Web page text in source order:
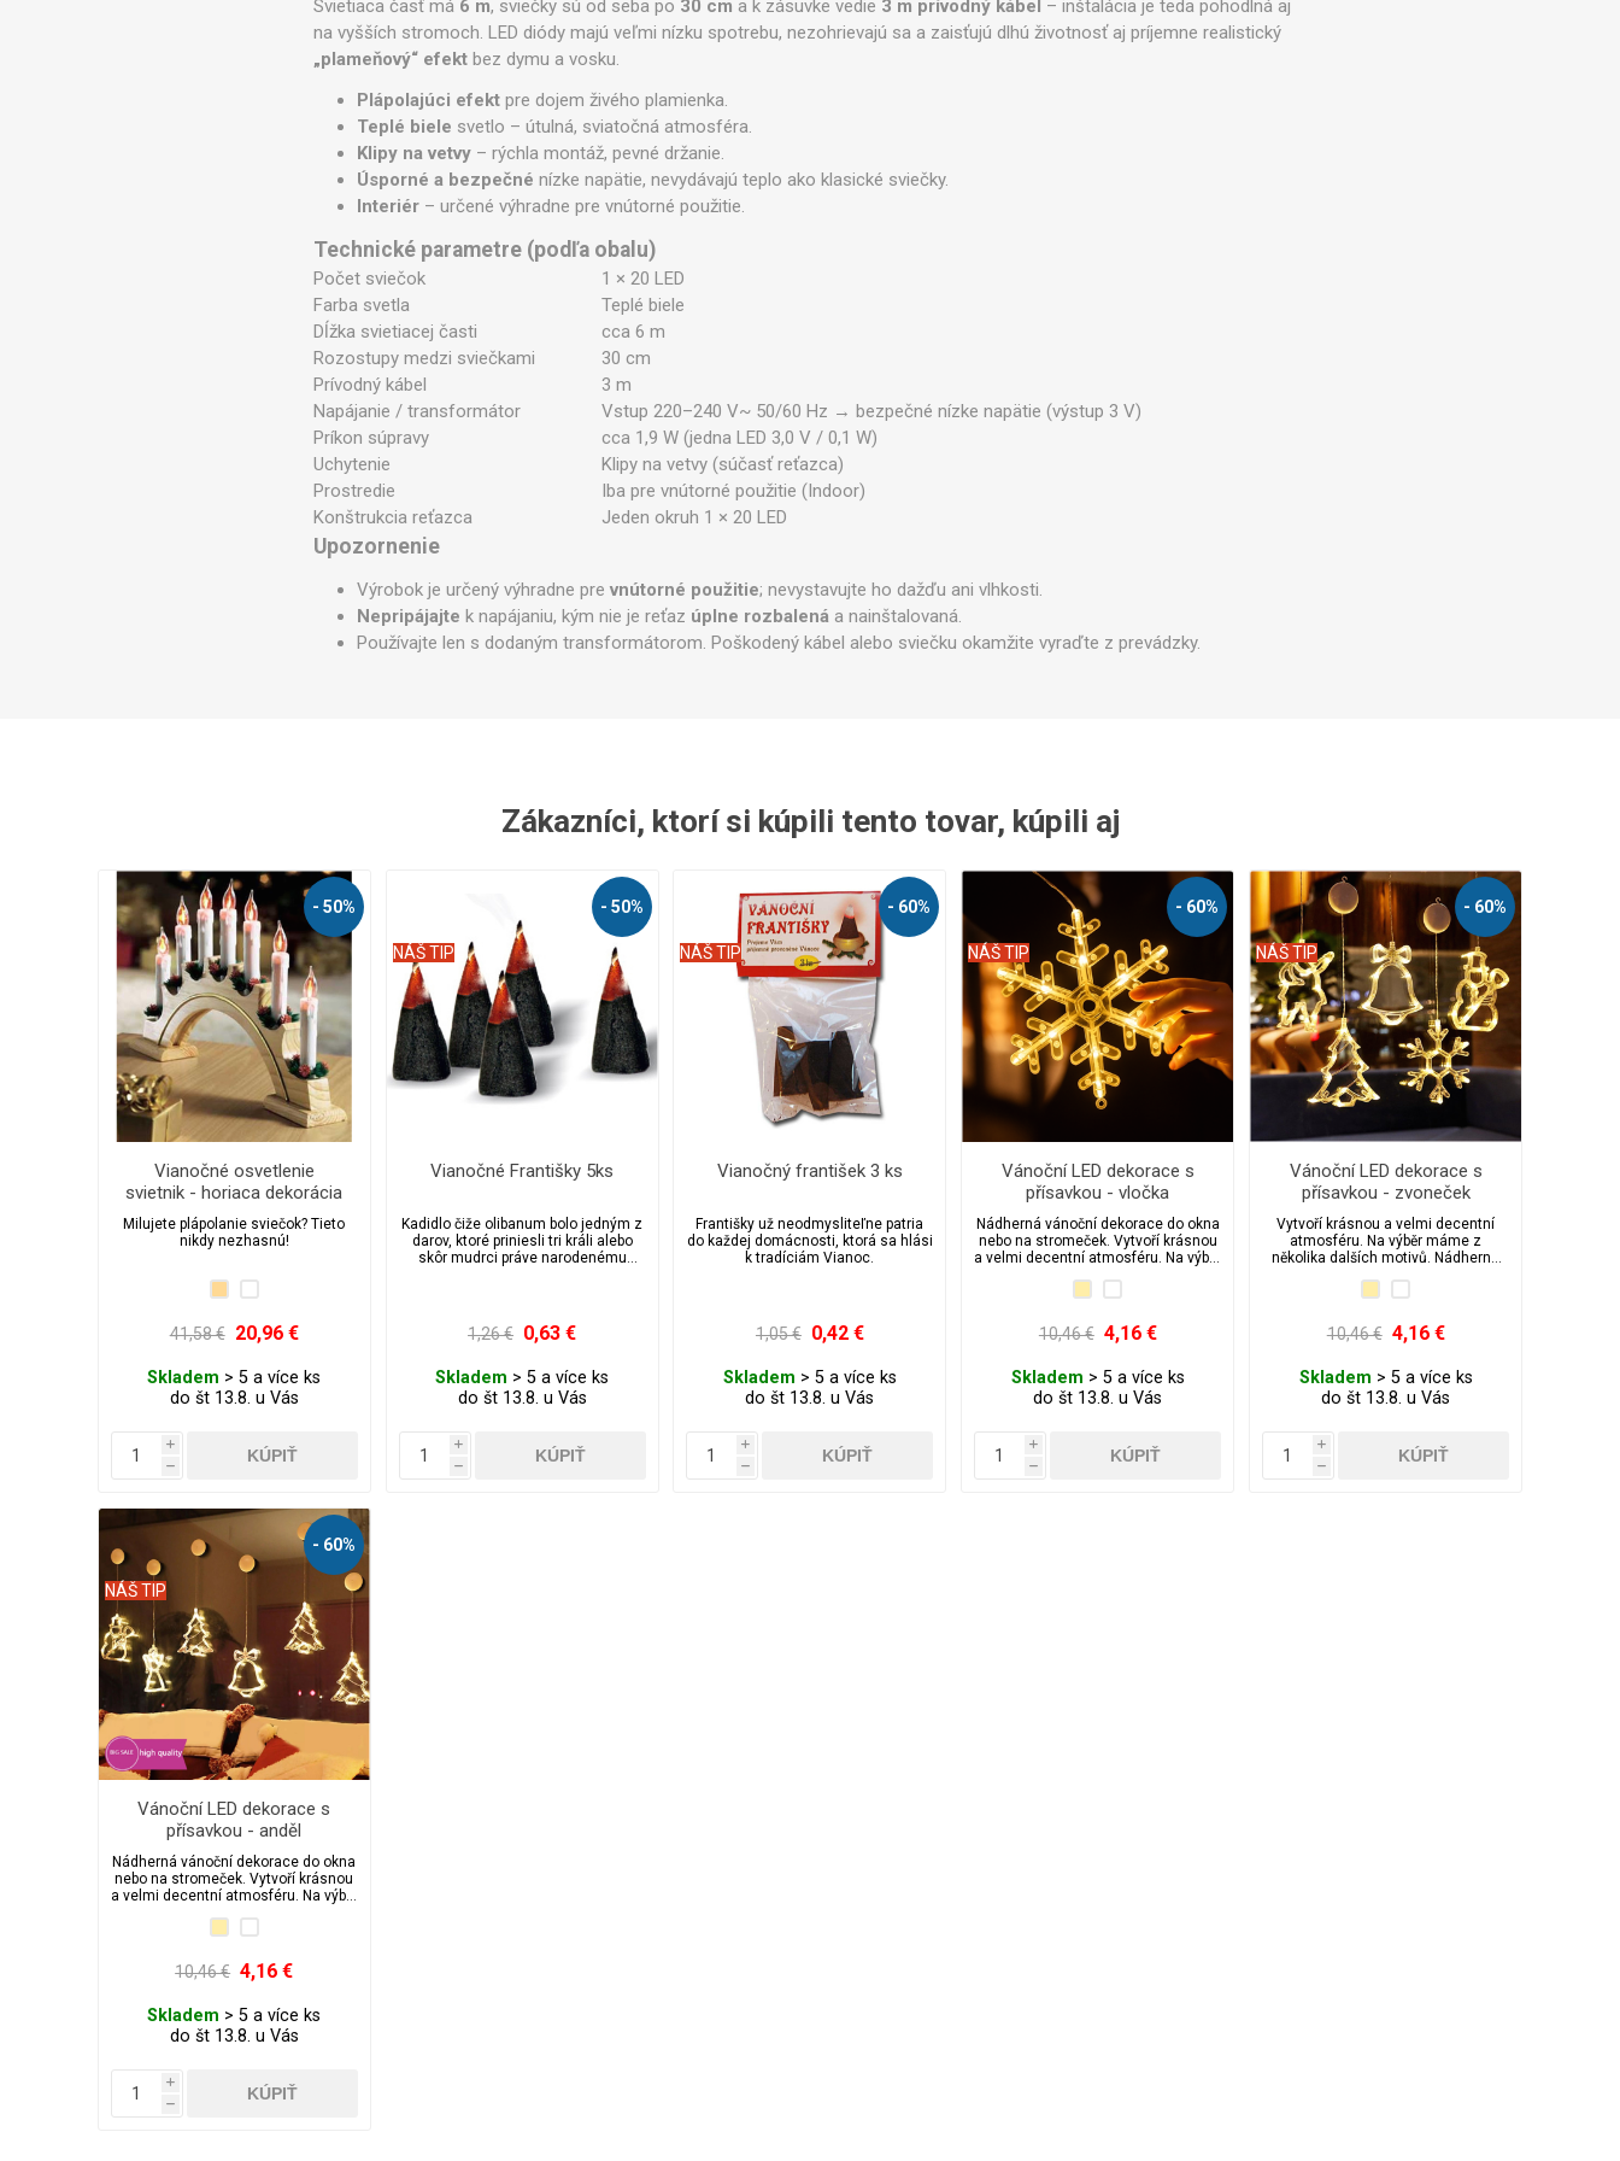
Zobraziť viac
Legíny
Svietiaca časť má 6 m, sviečky sú od seba po 30 cm a k zásuvke vedie 3 m prívodný kábel – inštalácia je teda pohodlná aj
na vyšších stromoch. LED diódy majú veľmi nízku spotrebu, nezohrievajú sa a zaisťujú dlhú životnosť aj príjemne realistický
„plameňový“ efekt bez dymu a vosku.
Plápolajúci efekt pre dojem živého plamienka.
Teplé biele svetlo – útulná, sviatočná atmosféra.
Klipy na vetvy – rýchla montáž, pevné držanie.
Úsporné a bezpečné nízke napätie, nevydávajú teplo ako klasické sviečky.
Interiér – určené výhradne pre vnútorné použitie.
Technické parametre (podľa obalu)
Počet sviečok
1 × 20 LED
Farba svetla
Teplé biele
Dĺžka svietiacej časti
cca 6 m
Rozostupy medzi sviečkami
30 cm
Prívodný kábel
3 m
Napájanie / transformátor
Vstup 220–240 V~ 50/60 Hz → bezpečné nízke napätie (výstup 3 V)
Príkon súpravy
cca 1,9 W (jedna LED 3,0 V / 0,1 W)
Uchytenie
Klipy na vetvy (súčasť reťazca)
Prostredie
Iba pre vnútorné použitie (Indoor)
Konštrukcia reťazca
Jeden okruh 1 × 20 LED
Upozornenie
Výrobok je určený výhradne prevnútorné použitie; nevystavujte ho dažďu ani vlhkosti.
Nepripájajte k napájaniu, kým nie je reťaz úplne rozbalená a nainštalovaná.
Používajte len s dodaným transformátorom. Poškodený kábel alebo sviečku okamžite vyraďte z prevádzky.
Zákazníci, ktorí si kúpili tento tovar, kúpili aj
- 50%
Vianočné osvetlenie
svietnik - horiaca dekorácia
za okno
Milujete plápolanie sviečok? Tieto
nikdy nezhasnú!
41,58 € 20,96 €
Skladem > 5 a více ks
do št 13.8. u Vás
i
h
- 50%
NÁŠ TIP
Vianočné Františky 5ks
Kadidlo čiže olibanum bolo jedným z
darov, ktoré priniesli tri králi alebo
skôr mudrci práve narodenému
1,26 € 0,63 €
Skladem > 5 a více ks
do št 13.8. u Vás
i
h
- 60%
NÁŠ TIP
Vianočný františek 3 ks
Františky už neodmysliteľne patria
do každej domácnosti, ktorá sa hlási
k tradíciám Vianoc.
1,05 € 0,42 €
Skladem > 5 a více ks
do št 13.8. u Vás
i
h
- 60%
NÁŠ TIP
Vánoční LED dekorace s
přísavkou - vločka
Nádherná vánoční dekorace do okna
nebo na stromeček. Vytvoří krásnou
a velmi decentní atmosféru. Na výběr
10,46 € 4,16 €
Skladem > 5 a více ks
do št 13.8. u Vás
i
h
- 60%
NÁŠ TIP
Vánoční LED dekorace s
přísavkou - zvoneček
Vytvoří krásnou a velmi decentní
atmosféru. Na výběr máme z
několika dalších motivů. Nádherná
10,46 € 4,16 €
Skladem > 5 a více ks
do št 13.8. u Vás
i
h
- 60%
NÁŠ TIP
Vánoční LED dekorace s
přísavkou - anděl
Nádherná vánoční dekorace do okna
nebo na stromeček. Vytvoří krásnou
a velmi decentní atmosféru. Na výběr
10,46 € 4,16 €
Skladem > 5 a více ks
do št 13.8. u Vás
i
h